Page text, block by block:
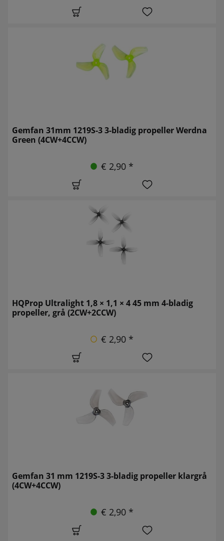
Gemfan 31mm 1219S-3 3-bladig propeller Werdna
Green (4CW+4CCW)
€ 2,90 *
HQProp Ultralight 1,8 × 1,1 × 4 45 mm 4-bladig
propeller, grå (2CW+2CCW)
€ 2,90 *
Gemfan 31 mm 1219S-3 3-bladig propeller klargrå
(4CW+4CCW)
€ 2,90 *